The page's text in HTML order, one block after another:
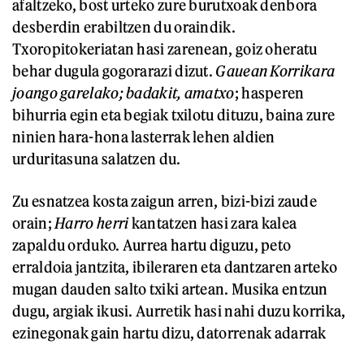
afaltzeko, bost urteko zure burutxoak denbora
desberdin erabiltzen du oraindik.
Txoropitokeriatan hasi zarenean, goiz oheratu
behar dugula gogorarazi dizut. Gauean Korrikara
joango garelako; badakit, amatxo; hasperen
bihurria egin eta begiak txilotu dituzu, baina zure
ninien hara-hona lasterrak lehen aldien
urduritasuna salatzen du.
Zu esnatzea kosta zaigun arren, bizi-bizi zaude
orain; Harro herrikantatzen hasi zara kalea
zapaldu orduko. Aurrea hartu diguzu, peto
erraldoia jantzita, ibileraren eta dantzaren arteko
mugan dauden salto txiki artean. Musika entzun
dugu, argiak ikusi. Aurretik hasi nahi duzu korrika,
ezinegonak gain hartu dizu, datorrenak adarrak